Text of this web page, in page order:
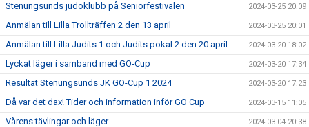
Stenungsunds judoklubb på Seniorfestivalen 2024-03-25 20:09
Anmälan till Lilla Trollträffen 2 den 13 april 2024-03-25 20:01
Anmälan till Lilla Judits 1 och Judits pokal 2 den 20 april 2024-03-20 18:02
Lyckat läger i samband med GO-Cup 2024-03-20 17:34
Resultat Stenungsunds JK GO-Cup 1 2024 2024-03-20 17:23
Då var det dax! Tider och information inför GO Cup 2024-03-15 11:05
Vårens tävlingar och läger 2024-03-04 20:38